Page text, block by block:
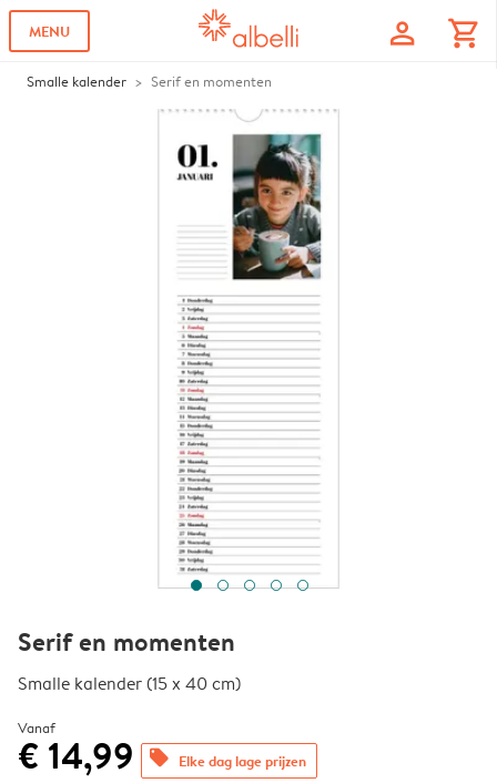
MENU profile shopping_cart
Smalle kalender Serif en momenten
Serif en momenten
Smalle kalender (15 x 40 cm)
Vanaf
€ 14,99 offers Elke dag lage prijzen